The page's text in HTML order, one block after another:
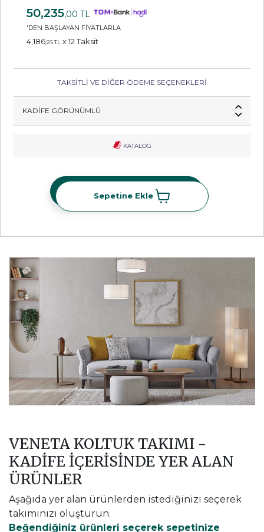
50,235,00 TL
'DEN BAŞLAYAN FİYATLARLA
4,186,25 TL x 12 Taksit
TAKSİTLİ VE DİĞER ÖDEME SEÇENEKLERİ
KADIFE GÖRÜNÜMLÜ
KATALOG
Sepetine Ekle
Sepetine Ekle
VENETA KOLTUK TAKIMI -
KADIFE İÇERİSİNDE YER ALAN
ÜRÜNLER
Aşağıda yer alan ürünlerden istediğinizi seçerek
takımınızı oluşturun.
Beğendiğiniz ürünleri seçerek sepetinize